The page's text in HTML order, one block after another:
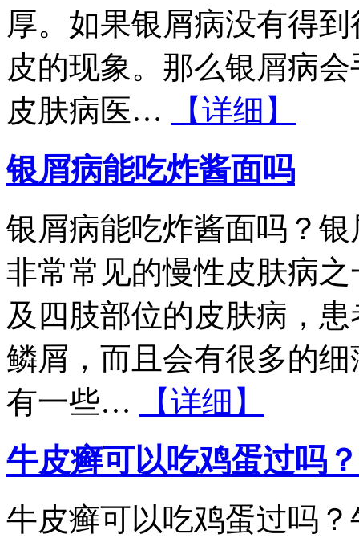
厚。如果银屑病没有得
皮的现象。那么银屑病
皮肤病医…
【详细】
银屑病能吃炸酱面吗
银屑病能吃炸酱面吗？
非常常见的慢性皮肤病
及四肢部位的皮肤病，
鳞屑，而且会有很多的
有一些…
【详细】
牛皮癣可以吃鸡蛋过吗
牛皮癣可以吃鸡蛋过吗